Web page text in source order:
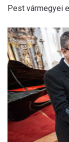
Pest vármegyei